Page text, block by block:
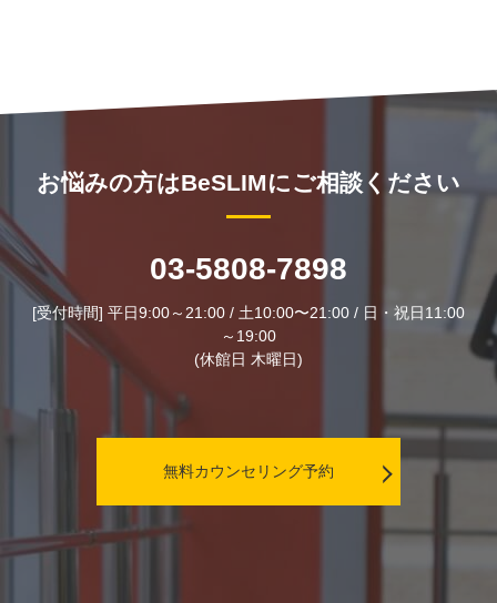
お悩みの方はBeSLIMにご相談ください
03-5808-7898
[受付時間] 平日9:00～21:00 / 土10:00〜21:00 / 日・祝日11:00
～19:00
(休館日 木曜日)
無料カウンセリング予約